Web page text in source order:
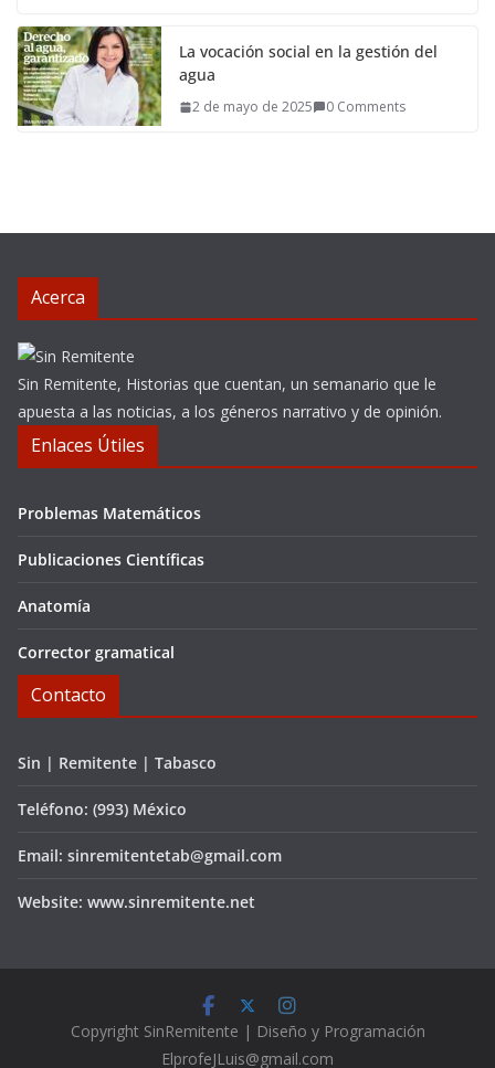
La vocación social en la gestión del
agua
2 de mayo de 2025 0 Comments
Acerca
Sin Remitente, Historias que cuentan, un semanario que le
apuesta a las noticias, a los géneros narrativo y de opinión.
Enlaces Útiles
Problemas Matemáticos
Publicaciones Científicas
Anatomía
Corrector gramatical
Contacto
Sin | Remitente | Tabasco
Teléfono: (993) México
Email: sinremitentetab@gmail.com
Website: www.sinremitente.net
Copyright SinRemitente | Diseño y Programación
ElprofeJLuis@gmail.com